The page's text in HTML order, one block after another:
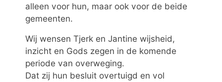
alleen voor hun, maar ook voor de beide
gemeenten.
Wij wensen Tjerk en Jantine wijsheid,
inzicht en Gods zegen in de komende
periode van overweging.
Dat zij hun besluit overtuigd en vol